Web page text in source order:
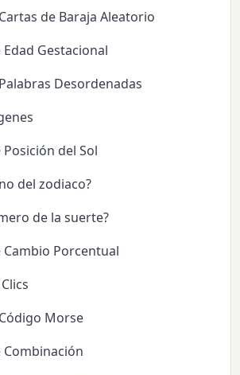
de Baraja Aleatorio
Gestacional
Desordenadas
del Sol
del zodiaco?
de la suerte?
Cambio Porcentual
Morse
Combinación